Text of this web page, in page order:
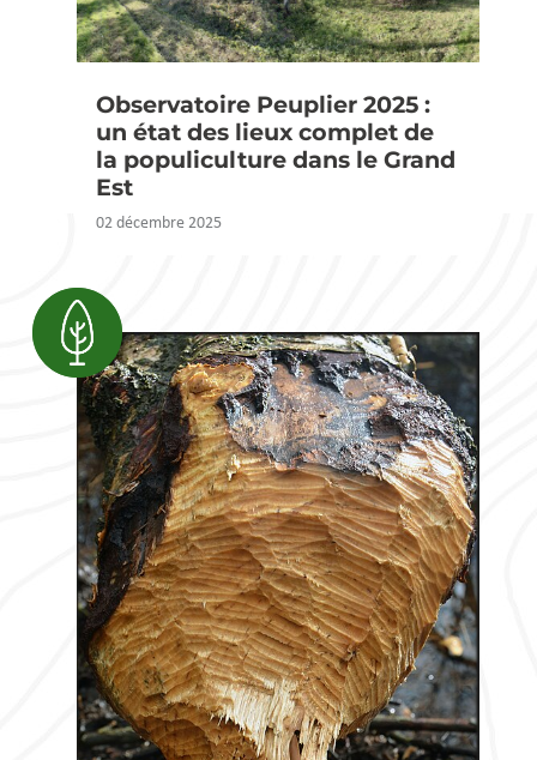
Observatoire Peuplier 2025 :
un état des lieux complet de
la populiculture dans le Grand
Est
02 décembre 2025